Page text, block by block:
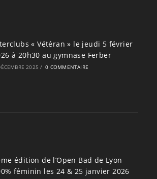
« Vétéran » le jeudi 5 février
à 20h30 au gymnase Ferber
2025 / 0 COMMENTAIRE
édition de l’Open Bad de Lyon
féminin les 24 & 25 janvier 2026